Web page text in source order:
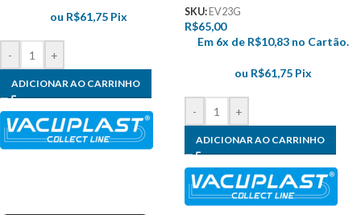
ou R$61,75 Pix
- +
ADICIONAR AO CARRINHO
SKU: EV23G
R$65,00
Em 6x de R$10,83 no Cartão.
ou R$61,75 Pix
- +
ADICIONAR AO CARRINHO